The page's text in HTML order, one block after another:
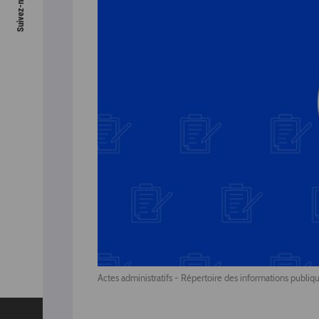
Actes administratifs - Répertoire des informations